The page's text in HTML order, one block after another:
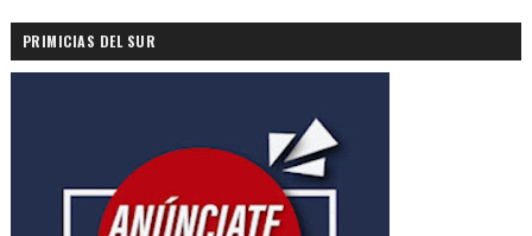
PRIMICIAS DEL SUR